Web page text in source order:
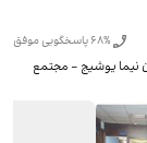
68% پاسخگویی موفق
نیما یوشیج - مجتمع